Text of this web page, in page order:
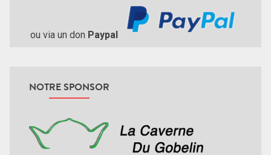
ou via un don Paypal
NOTRE SPONSOR